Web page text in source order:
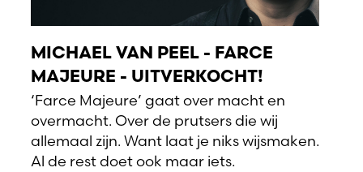
MICHAEL VAN PEEL - FARCE
MAJEURE - UITVERKOCHT!
‘Farce Majeure’ gaat over macht en
overmacht. Over de prutsers die wij
allemaal zijn. Want laat je niks wijsmaken.
Al de rest doet ook maar iets.